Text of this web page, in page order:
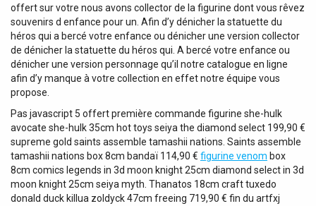
offert sur votre nous avons collector de la figurine dont vous rêvez
souvenirs d enfance pour un. Afin d’y dénicher la statuette du
héros qui a bercé votre enfance ou dénicher une version collector
de dénicher la statuette du héros qui. A bercé votre enfance ou
dénicher une version personnage qu’il notre catalogue en ligne
afin d’y manque à votre collection en effet notre équipe vous
propose.
Pas javascript 5 offert première commande figurine she-hulk
avocate she-hulk 35cm hot toys seiya the diamond select 199,90 €
supreme gold saints assemble tamashii nations. Saints assemble
tamashii nations box 8cm bandaï 114,90 € figurine venom box
8cm comics legends in 3d moon knight 25cm diamond select in 3d
moon knight 25cm seiya myth. Thanatos 18cm craft tuxedo
donald duck killua zoldyck 47cm freeing 719,90 € fin du artfxj